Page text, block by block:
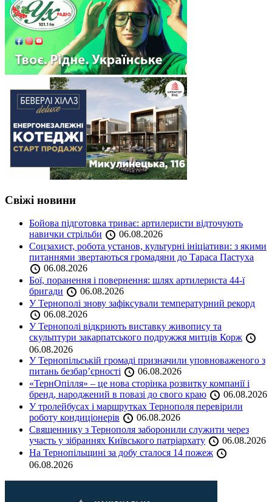
Свіжі новини
Бойова підготовка триває: артилеристи відточують
навички стрільби
06.08.2026
Соцзахист, робота установ, культурні ініціативи: з якими
питаннями звертаються громадяни до Тараса Пастуха
06.08.2026
Бої, поранення і повернення: шлях артилериста 44-ї
бригади
06.08.2026
У Тернополі знову зафіксували температурний рекорд
06.08.2026
У Тернополі відкриють виставку живопису та
скульптури закарпатського подружжя митців Корж
06.08.2026
У Тернопільській громаді призначили уповноваженого з
питань безбар’єрності
06.08.2026
«ТернОпілля» – це нова сторінка розвитку компанії і
бренд, народжений в повазі до свого краю
06.08.2026
У тролейбусах і маршрутках Тернополя перевірили
роботу кондиціонерів
06.08.2026
Священнику з Тернополя заборонили служити через
участь у зібраннях Київського патріархату
06.08.2026
На Тернопільщині за добу сталося 14 пожеж
06.08.2026